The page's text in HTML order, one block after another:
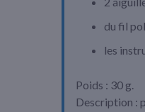
du fil
les
Poids : 30 g.
Description :